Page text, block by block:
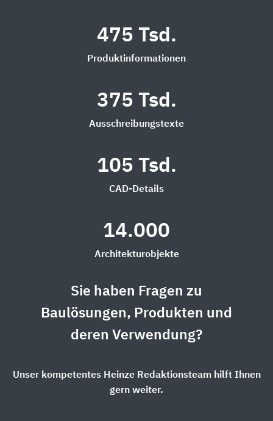
475 Tsd.
Produktinformationen
375 Tsd.
Ausschreibungstexte
105 Tsd.
CAD-Details
14.000
Architekturobjekte
Sie haben Fragen zu
Baulösungen, Produkten und
deren Verwendung?
Unser kompetentes Heinze Redaktionsteam hilft Ihnen
gern weiter.